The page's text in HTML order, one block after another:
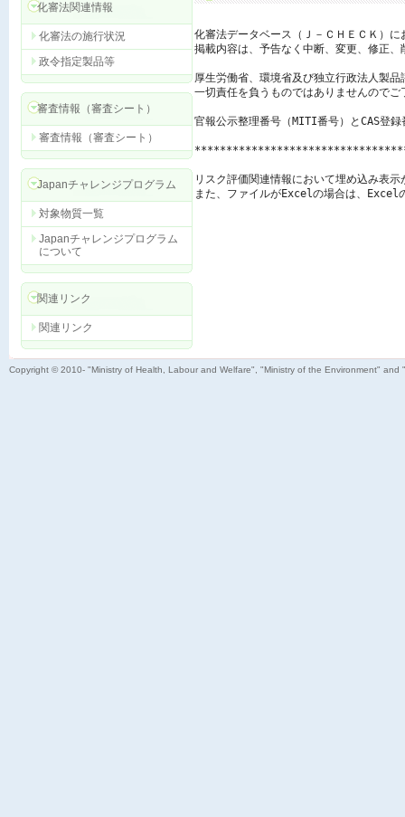
化審法関連情報
化審法の施行状況
政令指定製品等
審査情報（審査シート）
審査情報（審査シート）
Japanチャレンジプログラム
対象物質一覧
Japanチャレンジプログラム
について
関連リンク
関連リンク
化審法データベース（Ｊ－ＣＨＥＣＫ）
掲載内容は、予告なく中断、変更、修正
厚生労働省、環境省及び独立行政法人製
一切責任を負うものではありませんのでご
官報公示整理番号（MITI番号）とCAS登
リスク評価関連情報において埋め込み表
また、ファイルがExcelの場合は、Excel
Copyright © 2010- "Ministry of Health, Labour and Welfare", "Ministry of the Environment"